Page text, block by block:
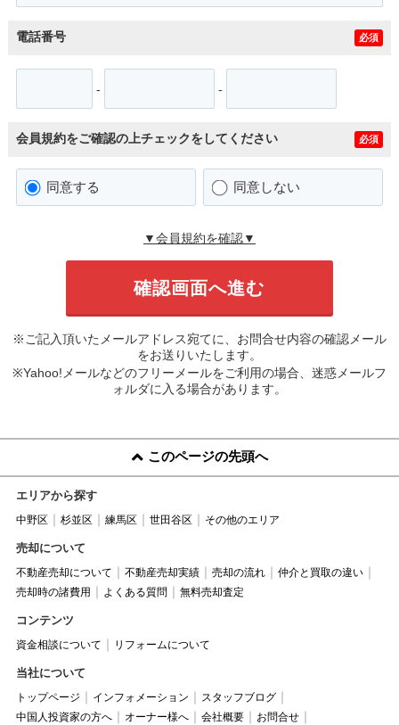
電話番号 必須
- -
会員規約をご確認の上チェックをしてください 必須
同意する 同意しない
▼会員規約を確認▼
※ご記入頂いたメールアドレス宛てに、お問合せ内容の確認メール
をお送りいたします。
※Yahoo!メールなどのフリーメールをご利用の場合、迷惑メールフ
ォルダに入る場合があります。
このページの先頭へ
エリアから探す
中野区 杉並区 練馬区 世田谷区 その他のエリア
売却について
不動産売却について 不動産売却実績 売却の流れ
仲介と買取の違い
売却時の諸費用
よくある質問 無料売却査定
コンテンツ
資金相談について リフォームについて
当社について
トップページ インフォメーション
スタッフブログ
中国人投資家の方へ
オーナー様へ 会社概要
お問合せ